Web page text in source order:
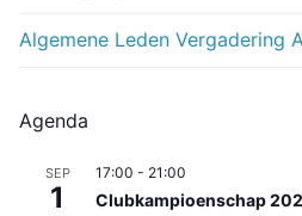
Algemene Leden Vergadering
Agenda
SEP
1
17:00 - 21:00
Clubkampioenschap